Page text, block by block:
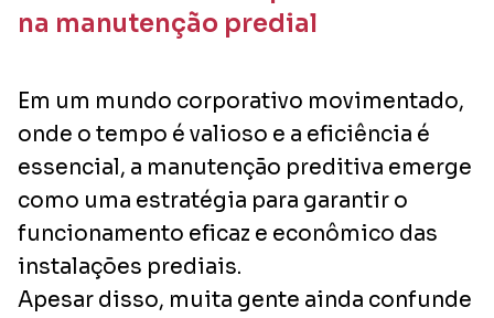
na manutenção predial
Em um mundo corporativo movimentado,
onde o tempo é valioso e a eficiência é
essencial, a manutenção preditiva emerge
como uma estratégia para garantir o
funcionamento eficaz e econômico das
instalações prediais.
Apesar disso, muita gente ainda confunde